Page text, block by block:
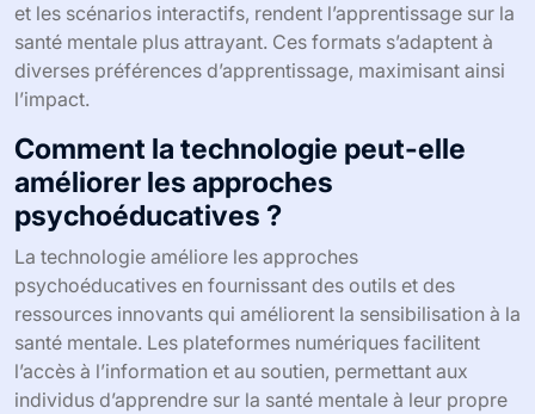
et les scénarios interactifs, rendent l’apprentissage sur la
santé mentale plus attrayant. Ces formats s’adaptent à
diverses préférences d’apprentissage, maximisant ainsi
l’impact.
Comment la technologie peut-elle
améliorer les approches
psychoéducatives ?
La technologie améliore les approches
psychoéducatives en fournissant des outils et des
ressources innovants qui améliorent la sensibilisation à la
santé mentale. Les plateformes numériques facilitent
l’accès à l’information et au soutien, permettant aux
individus d’apprendre sur la santé mentale à leur propre